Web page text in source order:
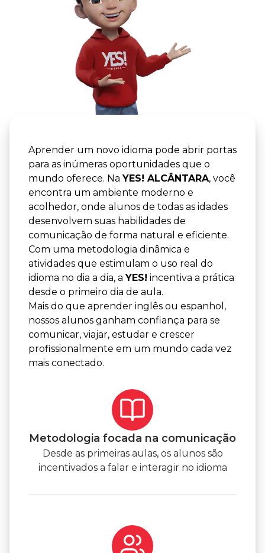
YES! -
Aprender um novo idioma pode abrir portas
para as inúmeras oportunidades que o
mundo oferece. NaYES! ALCÂNTARA, você
encontra um ambiente moderno e
acolhedor, onde alunos de todas as idades
desenvolvem suas habilidades de
comunicação de forma natural e eficiente.
Com uma metodologia dinâmica e
atividades que estimulam o uso real do
idioma no dia a dia, aYES! incentiva a prática
desde o primeiro dia de aula.
Mais do que aprender inglês ou espanhol,
nossos alunos ganham confiança para se
comunicar, viajar, estudar e crescer
profissionalmente em um mundo cada vez
mais conectado.
Metodologia focada na comunicação
Desde as primeiras aulas, os alunos são
incentivados a falar e interagir no idioma